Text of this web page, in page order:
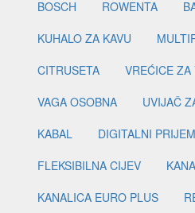
BOSCH
ROWENTA
KUHALO ZA KAVU
CITRUSETA
VREĆICE
VAGA OSOBNA
UVIJAČ
KABAL
DIGITALNI
FLEKSIBILNA CIJEV
KANALICA EURO PLUS